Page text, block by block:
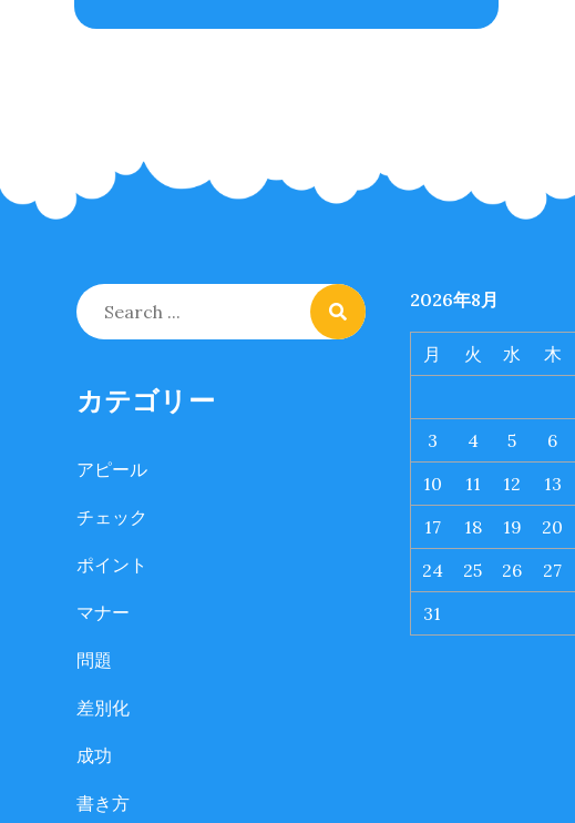
Search
for:
カテゴリー
アピール
チェック
ポイント
マナー
問題
差別化
成功
書き方
2026年8月
月 火 水 木
3
4 5 6
10
11 12 13
17
18 19 20
24
25 26 27
31